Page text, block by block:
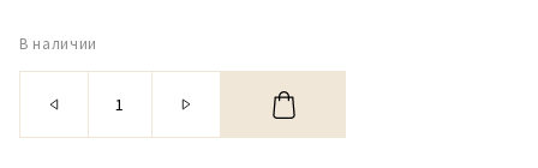
В наличии